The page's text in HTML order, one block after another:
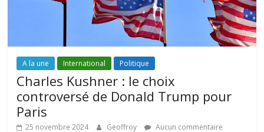
A la une International Politique
Charles Kushner : le choix
controversé de Donald Trump pour
Paris
25 novembre 2024 Geoffroy Aucun commentaire